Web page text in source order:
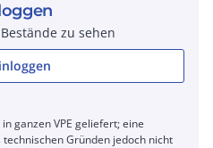
zu sehen
ganzen VPE geliefert; eine
technischen Gründen jedoch nicht